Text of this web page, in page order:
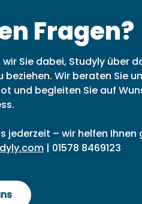
Fragen?
Sie dabei, Studyly über
beziehen. Wir beraten Sie
und begleiten Sie auf
jederzeit – wir helfen Ihnen
| 01578 8469123